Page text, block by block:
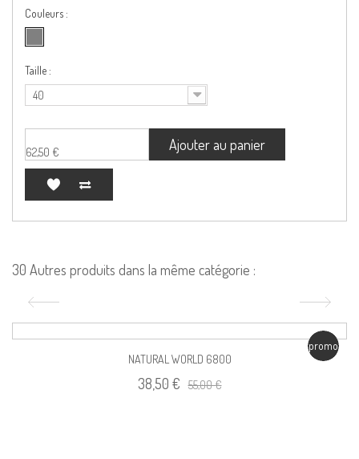
Couleurs :
Taille :
40
62,50 € Ajouter au panier
30 Autres produits dans la même catégorie :
promo
NATURAL WORLD 6800
38,50 € 55,00 €